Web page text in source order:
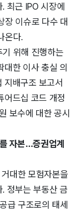
최근 IPO 시장에
장 이슈로 다수 대
온다.
위해 진행하는
대한 이사 충실 의
지배구조 보고서
어드십 코드 개정
보수에 대한 공시
자본…증권업계
대한 모험자본을
정부는 부동산 금
급 구조로의 태세